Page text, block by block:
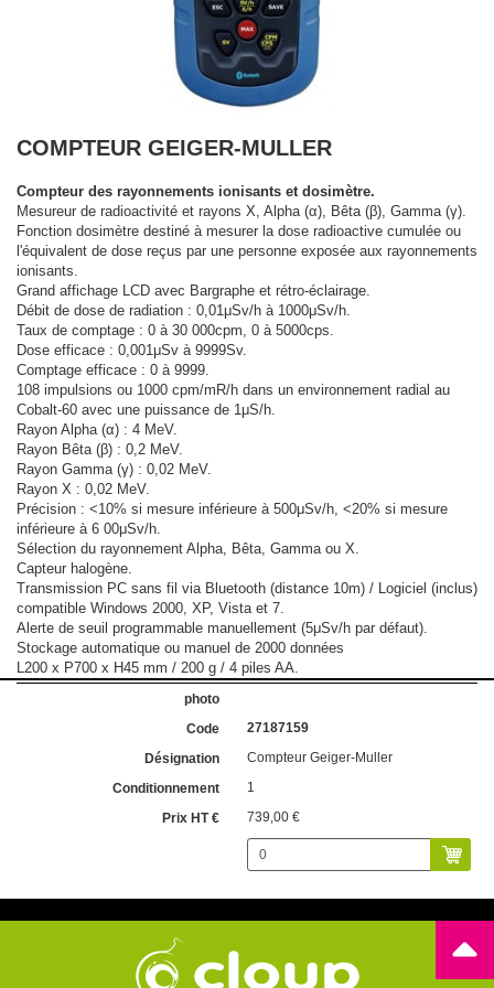
COMPTEUR GEIGER-MULLER
Compteur des rayonnements ionisants et dosimètre.
Mesureur de radioactivité et rayons X, Alpha (α), Bêta (β), Gamma (γ).
Fonction dosimètre destiné à mesurer la dose radioactive cumulée ou
l'équivalent de dose reçus par une personne exposée aux rayonnements
ionisants.
Grand affichage LCD avec Bargraphe et rétro-éclairage.
Débit de dose de radiation : 0,01μSv/h à 1000μSv/h.
Taux de comptage : 0 à 30 000cpm, 0 à 5000cps.
Dose efficace : 0,001μSv à 9999Sv.
Comptage efficace : 0 à 9999.
108 impulsions ou 1000 cpm/mR/h dans un environnement radial au
Cobalt-60 avec une puissance de 1μS/h.
Rayon Alpha (α) : 4 MeV.
Rayon Bêta (β) : 0,2 MeV.
Rayon Gamma (γ) : 0,02 MeV.
Rayon X : 0,02 MeV.
Précision : <10% si mesure inférieure à 500μSv/h, <20% si mesure
inférieure à 6 00μSv/h.
Sélection du rayonnement Alpha, Bêta, Gamma ou X.
Capteur halogène.
Transmission PC sans fil via Bluetooth (distance 10m) / Logiciel (inclus)
compatible Windows 2000, XP, Vista et 7.
Alerte de seuil programmable manuellement (5μSv/h par défaut).
Stockage automatique ou manuel de 2000 données
L200 x P700 x H45 mm / 200 g / 4 piles AA.
27187159
Compteur Geiger-Muller
1
739,00 €